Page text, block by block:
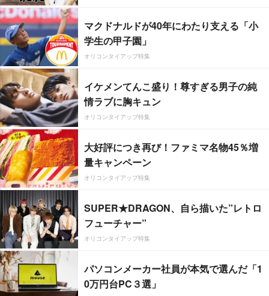
マクドナルドが40年にわたり支える「小
学生の甲子園」
オリコンタイアップ特集
イケメンてんこ盛り！尊すぎる男子の純
情ラブに胸キュン
オリコンタイアップ特集
大好評につき再び！ファミマ名物45％増
量キャンペーン
オリコンタイアップ特集
SUPER★DRAGON、自ら描いた”レトロ
フューチャー”
オリコンタイアップ特集
パソコンメーカー社員が本気で選んだ「1
0万円台PC３選」